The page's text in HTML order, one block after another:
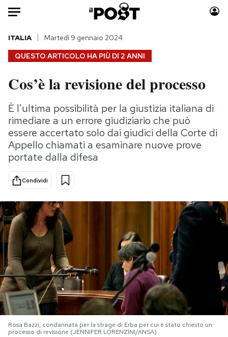
Auto
HOME
Italia
Politica
Tecnologia
Internet
Scienza
Cultura
Economia
Sport
Moda
Consumismi
Storie/Idee
Ok Boomer!
Mondiali calcio 2026
PODCAST
NEWSLETTER
I MIEI PREFERITI
QUESTO ARTICOLO HA PIÙ DI 2 ANNI
ITALIA Martedì 9 gennaio 2024
Cos’è la revisione del processo
È l'ultima possibilità per la giustizia italiana di
rimediare a un errore giudiziario che può
essere accertato solo dai giudici della Corte di
Appello chiamati a esaminare nuove prove
portate dalla difesa
Condividi
Rosa Bazzi, condannata per la strage di Erba per cui è stato chiesto un
processo di revisione (JENNIFER LORENZINI/ANSA)